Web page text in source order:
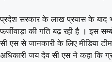
प्रदेश सरकार के लाख प्रयास के बाद
फर्जीवाड़ा की गति बढ़ रही है । इस
सी एस से जानकारी के लिए मीडिया
अधिकारी जय देव सी एस ने कहा कि